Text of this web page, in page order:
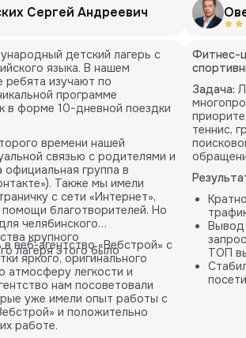
Сергей Андреевич
детский лагерь с
языка. В нашем
ребята изучают по
программе
в форме 10-дневной поездки
времени нашей
связью с родителями и
группа в
Также мы имели
с сети «Интернет»,
благотворителей. Но
челябинского
крупного
лагеря этого было
веб-агентство «Вебстрой» с
яркого, оригинального
атмосферу легкости и
нам посоветовали
уже имели опыт работы с
и положительно
работе.
Фитнес-
Задача:
теннис,
ТОП